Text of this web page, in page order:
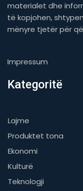
materialet dhe
të kopjohen,
mënyre tjetër për
Impressum
Kategoritë
Lajme
Produktet tona
Ekonomi
Kulturë
Teknologji